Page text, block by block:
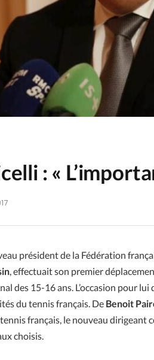
: «
président de la Fédération
, effectuait son premier
des 15-16 ans. L’occasion pour lui
du tennis français. De Benoit
français, le nouveau dirigeant
choisis.